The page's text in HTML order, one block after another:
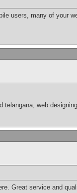
users, many of your
telangana, web
Great service and